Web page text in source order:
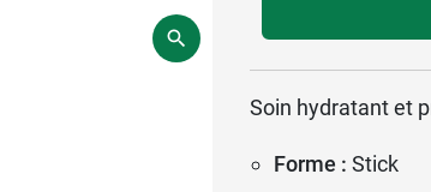
Soin hydratant et
Forme : Stick